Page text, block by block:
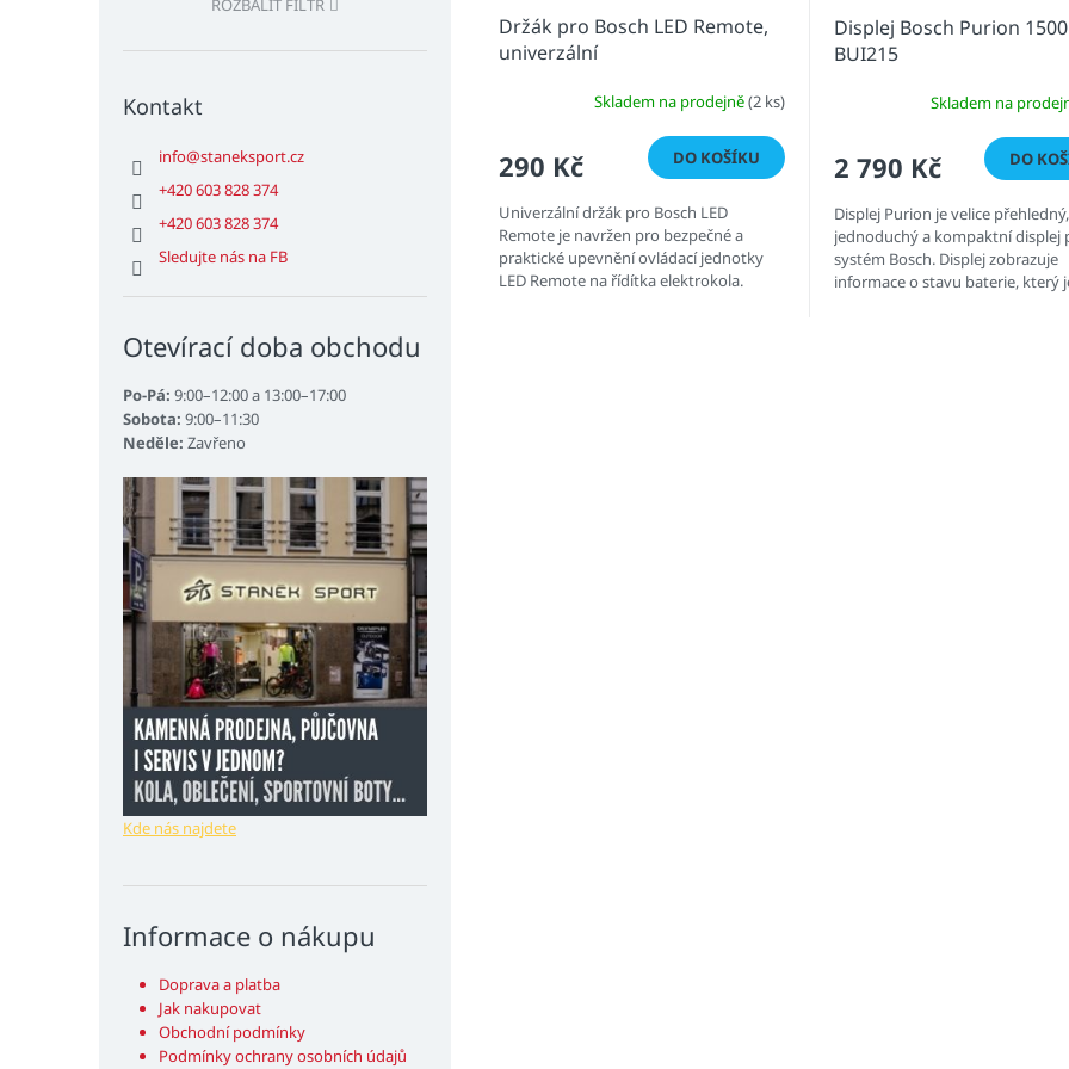
ROZBALIT FILTR
Kontakt
info@staneksport.cz
+420 603 828 374
+420 603 828 374
Sledujte nás na FB
Otevírací doba obchodu
Po-Pá: 9:00–12:00 a 13:00–17:00
Sobota: 9:00–11:30
Neděle: Zavřeno
Kde nás najdete
Informace o nákupu
Doprava a platba
Jak nakupovat
Obchodní podmínky
Podmínky ochrany osobních údajů
Držák pro Bosch LED Remote,
univerzální
Skladem na prodejně(2 ks)
290 Kč DO KOŠÍKU
Univerzální držák pro Bosch LED
Remote je navržen pro bezpečné a
praktické upevnění ovládací jednotky
LED Remote na řídítka elektrokola.
Displej Bosch Purion
BUI215
Skladem na
2 790 Kč DO
Displej Purion je velice přehledný,
jednoduchý a kompaktní displej
systém Bosch. Displej zobrazuje
informace o stavu baterie, který